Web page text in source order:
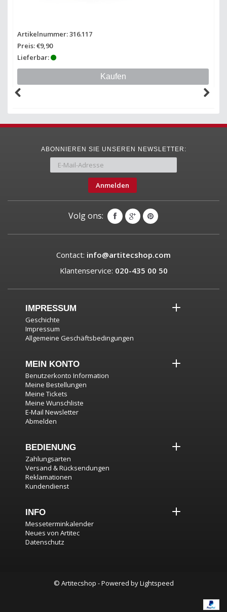
Artikelnummer: 316.117
Preis: €9,90
Lieferbar:
Kaufen
ABONNIEREN SIE UNSEREN NEWSLETTER:
Anmelden
Volg ons:
Contact: info@artitecshop.com
Klantenservice: 020-435 00 50
IMPRESSUM
Geschichte
Impressum
Allgemeine Geschäftsbedingungen
MEIN KONTO
Benutzerkonto Information
Meine Bestellungen
Meine Tickets
Meine Wunschliste
E-Mail Newsletter
Abmelden
BEDIENUNG
Zahlungsarten
Versand & Rücksendungen
Reklamationen
Kundendienst
INFO
Messeterminkalender
Neues von Artitec
Datenschutz
© Artitecshop - Powered byLightspeed